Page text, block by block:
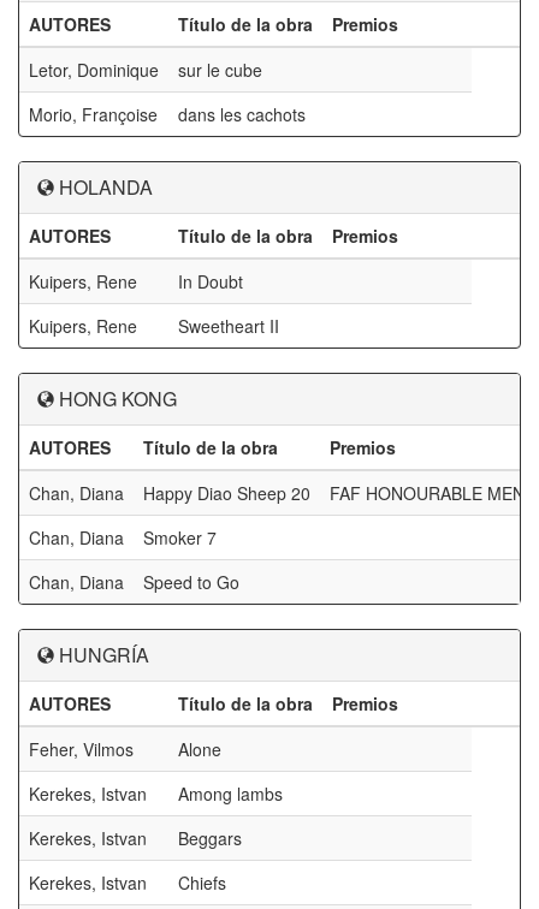
AUTORES Título de la obra
Premios
Letor, Dominique
sur le cube
Morio, Françoise
dans les cachots
HOLANDA
AUTORES Título de la obra
Premios
Kuipers, Rene
In Doubt
Kuipers, Rene
Sweetheart II
HONG KONG
AUTORES Título de la obra
Premios
Chan, Diana
Happy Diao Sheep 20
FAF HONOURABLE
Chan, Diana
Smoker 7
Chan, Diana
Speed to Go
HUNGRÍA
AUTORES Título de la obra
Premios
Feher, Vilmos
Alone
Kerekes, Istvan
Among lambs
Kerekes, Istvan
Beggars
Kerekes, Istvan
Chiefs